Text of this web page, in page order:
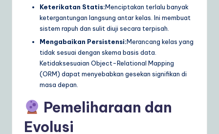
Keterikatan Statis:Menciptakan terlalu banyak
ketergantungan langsung antar kelas. Ini membuat
sistem rapuh dan sulit diuji secara terpisah.
Mengabaikan Persistensi:Merancang kelas yang
tidak sesuai dengan skema basis data.
Ketidaksesuaian Object-Relational Mapping
(ORM) dapat menyebabkan gesekan signifikan di
masa depan.
Pemeliharaan dan
Evolusi